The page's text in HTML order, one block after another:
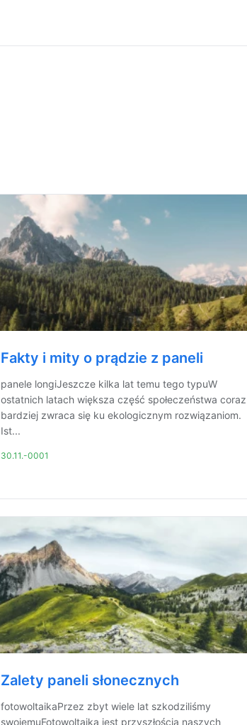
Fakty i mity o prądzie z paneli
panele longiJeszcze kilka lat temu tego typuW
ostatnich latach większa część społeczeństwa coraz
bardziej zwraca się ku ekologicznym rozwiązaniom.
Ist...
30.11.-0001
Zalety paneli słonecznych
fotowoltaikaPrzez zbyt wiele lat szkodziliśmy
swojemuFotowoltaika jest przyszłością naszych